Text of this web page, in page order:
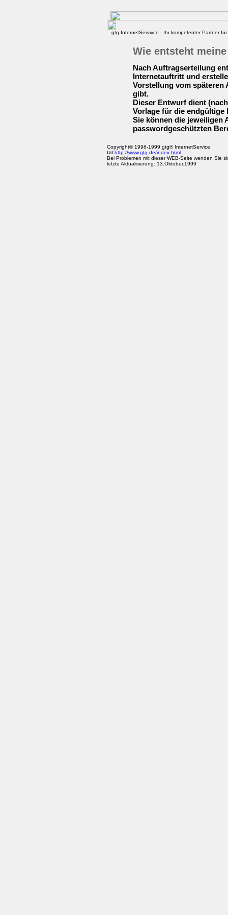
gtg InternetServivce - Ihr kompetenter Partner
Wie entsteht
Nach Auftragserteilung
Internetauftritt und
Vorstellung vom späteren
gibt.
Dieser Entwurf dient
Vorlage für die endgültige
Sie können die jeweiligen
passwordgeschützten
Copyright© 1996-1999 gtg® InternetService
Url:http://www.gtg.de/index.html
Bei Problemen mit dieser WEB-Seite wenden Sie
letzte Aktualisierung: 13.Oktober.1999